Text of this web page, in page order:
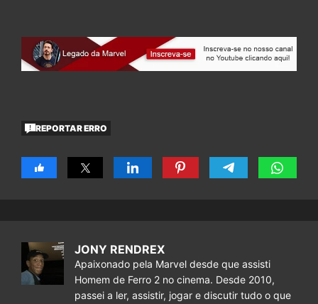
REPORTAR ERRO
JONY RENDREX
Apaixonado pela Marvel desde que assisti
Homem de Ferro 2 no cinema. Desde 2010,
passei a ler, assistir, jogar e discutir tudo o que